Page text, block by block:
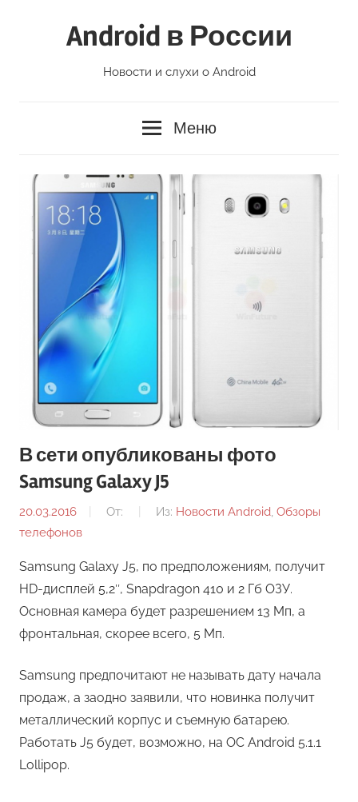
Android в России
Новости и слухи о Android
Меню
В сети опубликованы фото
Samsung Galaxy J5
20.03.2016 От: Из: Новости Android, Обзоры
телефонов
Samsung Galaxy J5, по предположениям, получит
HD-дисплей 5,2″, Snapdragon 410 и 2 Гб ОЗУ.
Основная камера будет разрешением 13 Мп, а
фронтальная, скорее всего, 5 Мп.
Samsung предпочитают не называть дату начала
продаж, а заодно заявили, что новинка получит
металлический корпус и съемную батарею.
Работать J5 будет, возможно, на ОС Android 5.1.1
Lollipop.